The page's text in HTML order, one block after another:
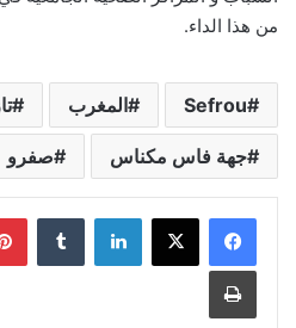
من هذا الداء.
Sefrou المغرب
جهة فاس مكناس صفرو
لينكدإن
طباعة